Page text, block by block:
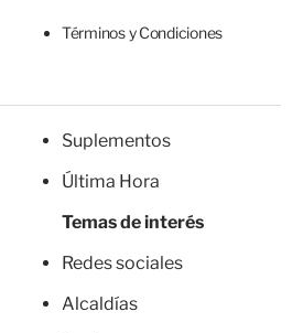
Términos y Condiciones
Suplementos
Última Hora
Temas de interés
Redes sociales
Alcaldías